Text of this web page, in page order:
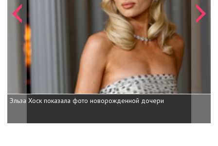
Эльза Хоск показала фото новорожденной дочери